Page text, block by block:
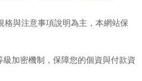
與注意事項說明為主，本網站保
加密機制，保障您的個資與付款資